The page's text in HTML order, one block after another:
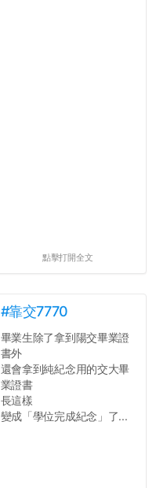
點擊打開全文
#靠交7770
畢業生除了拿到陽交畢業證
書外
還會拿到純紀念用的交大畢
業證書
長這樣
變成「學位完成紀念」了...